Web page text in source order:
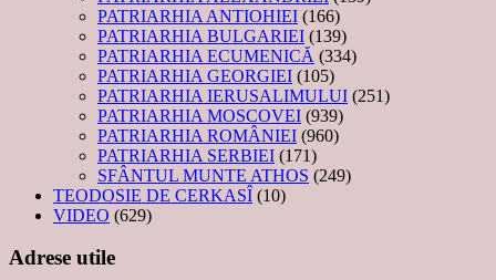
PATRIARHIA ANTIOHIEI (166)
PATRIARHIA BULGARIEI (139)
PATRIARHIA ECUMENICĂ (334)
PATRIARHIA GEORGIEI (105)
PATRIARHIA IERUSALIMULUI (251)
PATRIARHIA MOSCOVEI (939)
PATRIARHIA ROMÂNIEI (960)
PATRIARHIA SERBIEI (171)
SFÂNTUL MUNTE ATHOS (249)
TEODOSIE DE CERKASÎ (10)
VIDEO (629)
Adrese utile